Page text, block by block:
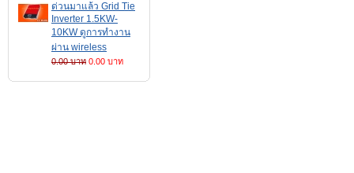
ด่วนมาแล้ว Grid Tie
Inverter 1.5KW-
10KW ดูการทำงาน
ผ่าน wireless
0.00 บาท 0.00 บาท